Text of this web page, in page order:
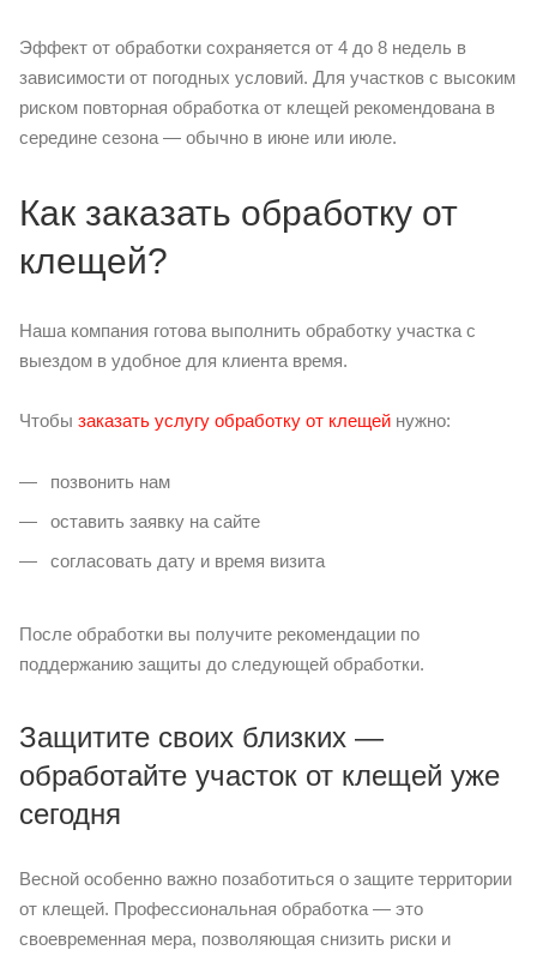
Эффект от обработки сохраняется от 4 до 8 недель в
зависимости от погодных условий. Для участков с высоким
риском повторная обработка от клещей рекомендована в
середине сезона — обычно в июне или июле.
Как заказать обработку от
клещей?
Наша компания готова выполнить обработку участка с
выездом в удобное для клиента время.
Чтобы заказать услугу обработку от клещей нужно:
позвонить нам
оставить заявку на сайте
согласовать дату и время визита
После обработки вы получите рекомендации по
поддержанию защиты до следующей обработки.
Защитите своих близких —
обработайте участок от клещей уже
сегодня
Весной особенно важно позаботиться о защите территории
от клещей. Профессиональная обработка — это
своевременная мера, позволяющая снизить риски и